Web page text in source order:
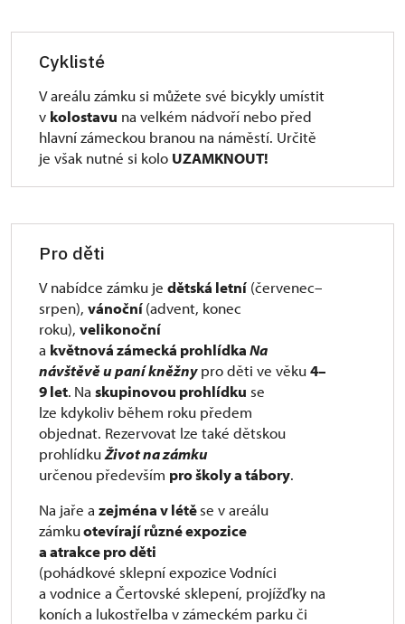
Cyklisté
V areálu zámku si můžete své bicykly umístit
v kolostavu na velkém nádvoří nebo před
hlavní zámeckou branou na náměstí. Určitě
je však nutné si kolo UZAMKNOUT!
Pro děti
V nabídce zámku je dětská letní (červenec–
srpen), vánoční(advent, konec
roku), velikonoční
a květnová zámecká prohlídkaNa
návštěvě u paní kněžnypro děti ve věku4–
9 let. Na skupinovou prohlídku se
lze kdykoliv během roku předem
objednat. Rezervovat lze také dětskou
prohlídkuŽivot na zámku
určenou především pro školy a tábory.
Na jaře a zejména v létěse v areálu
zámkuotevírají různé expozice
a atrakce pro děti
(pohádkové sklepní expozice Vodníci
a vodnice a Čertovské sklepení, projížďky na
koních a lukostřelba v zámeckém parku či